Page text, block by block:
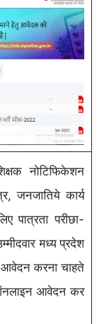
नोटिफिकेशन
जनजातिये कार्य
पात्रता परीछा-
मध्य प्रदेश
आवेदन करना चाहते
आवेदन कर